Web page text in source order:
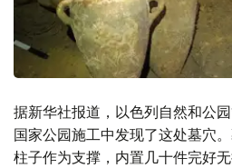
据新华社报道，以色列自然和公
国家公园施工中发现了这处墓穴
柱子作为支撑，内置几十件完好